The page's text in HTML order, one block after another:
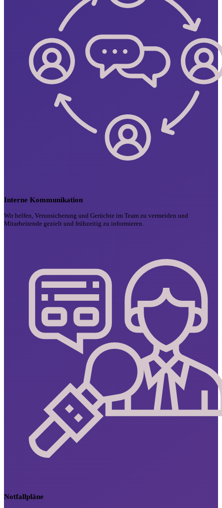
Interne Kommunikation
Wir helfen, Verunsicherung und Gerüchte im Team zu vermeiden und
Mitarbeitende gezielt und frühzeitig zu informieren.
Notfallpläne